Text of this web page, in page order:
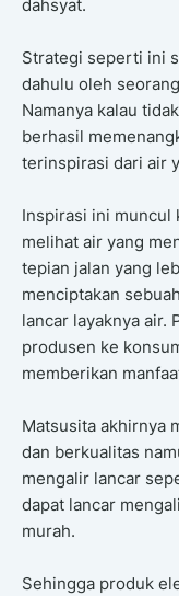
dahsyat.
Strategi seperti ini
dahulu oleh
Namanya kalau
berhasil
terinspirasi dari air
Inspirasi ini muncul
melihat air yang
tepian jalan yang
menciptakan
lancar layaknya air.
produsen ke
memberikan
Matsusita akhirnya
dan berkualitas
mengalir lancar
dapat lancar
murah.
Sehingga produk